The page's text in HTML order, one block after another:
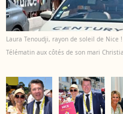
Laura Tenoudji, rayon de soleil de Nice
Télématin aux côtés de son mari